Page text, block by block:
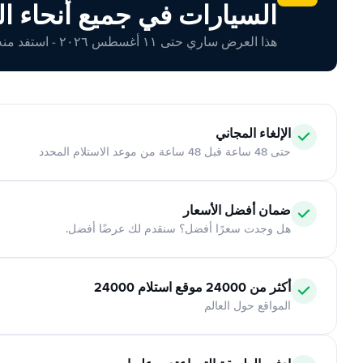
السيارات في جميع أنحاء
هذا العرض ساري حتى ١١ أغسطس ٢٠٢٦ - استفد منه اليوم!
الإلغاء المجاني
حتى 48 ساعة قبل 48 ساعة من موعد الاستلام المحدد
ضمان أفضل الأسعار
هل وجدت سعرًا أفضل؟ سنقدم لك عرضًا أفضل.
أكثر من 24000 موقع استلام 24000
المواقع حول العالم